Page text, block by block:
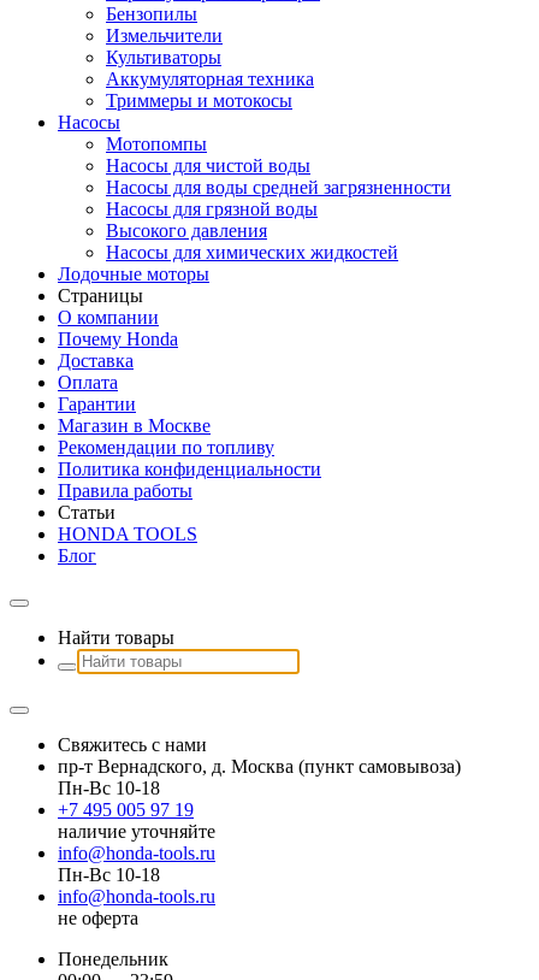
Бензопилы
Измельчители
Культиваторы
Аккумуляторная техника
Триммеры и мотокосы
Насосы
Мотопомпы
Насосы для чистой воды
Насосы для воды средней загрязненности
Насосы для грязной воды
Высокого давления
Насосы для химических жидкостей
Лодочные моторы
Страницы
О компании
Почему Honda
Доставка
Оплата
Гарантии
Магазин в Москве
Рекомендации по топливу
Политика конфиденциальности
Правила работы
Статьи
HONDA TOOLS
Блог
Найти товары
Свяжитесь с нами
пр-т Вернадского, д. Москва (пункт самовывоза)
Пн-Вс 10-18
+7 495 005 97 19
наличие уточняйте
info@honda-tools.ru
Пн-Вс 10-18
info@honda-tools.ru
не оферта
Понедельник